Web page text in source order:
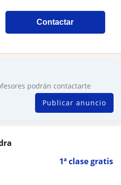
Contactar
podrán contactarte
Publicar anuncio
1ª clase gratis